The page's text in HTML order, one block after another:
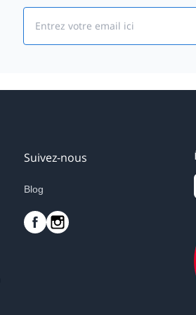
Suivez-nous
Blog